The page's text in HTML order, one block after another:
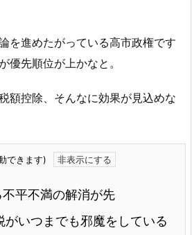
を進めたがっている高市政権です
優先順位が上かなと。
額控除、そんなに効果が見込めな
できます)
平不満の解消が先
がいつまでも邪魔をしている